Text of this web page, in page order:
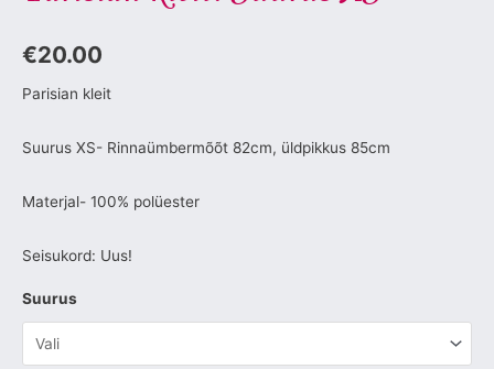
€20.00
Parisian kleit
Suurus XS- Rinnaümbermõõt 82cm, üldpikkus 85cm
Materjal- 100% polüester
Seisukord: Uus!
Suurus